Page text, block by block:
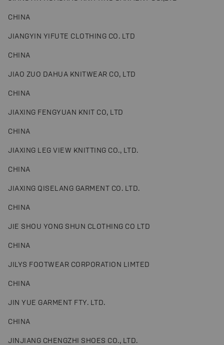
CHINA
JIANGYIN YIFUTE CLOTHING CO. LTD
CHINA
JIAO ZUO DAHUA KNITWEAR CO, LTD
CHINA
JIAXING FENGYUAN KNIT CO, LTD
CHINA
JIAXING LEG VIEW KNITTING CO., LTD.
CHINA
JIAXING QISELANG GARMENT CO. LTD.
CHINA
JIE SHOU YONG SHUN CLOTHING CO LTD
CHINA
JILYS FOOTWEAR CORPORATION LIMTED
CHINA
JIN YUE GARMENT FTY. LTD.
CHINA
JINJIANG CHENGZHI SHOES CO., LTD.